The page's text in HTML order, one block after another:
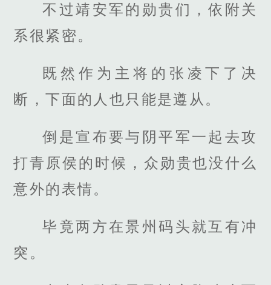
不过靖安军的勋贵们，依附关
系很紧密。
既然作为主将的张凌下了决
断，下面的人也只能是遵从。
倒是宣布要与阴平军一起去攻
打青原侯的时候，众勋贵也没什么
意外的表情。
毕竟两方在景州码头就互有冲
突。